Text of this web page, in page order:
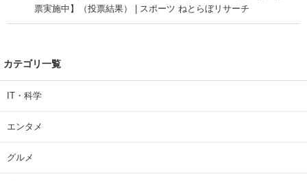
票実施中】（投票結果） | スポーツ ねとらぼリサーチ
カテゴリ一覧
IT・科学
エンタメ
グルメ